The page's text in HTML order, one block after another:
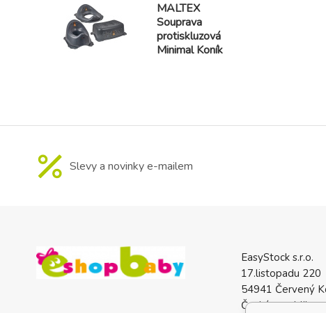
MALTEX
Souprava
protiskluzová
Minimal Koník
Slevy a novinky e-mailem
EasyStock s.r.o.
17.listopadu 220
54941 Červený
Česká republika